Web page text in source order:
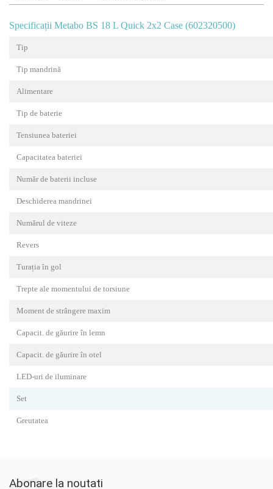
Specificații Metabo BS 18 L Quick 2x2 Case (602320500)
Tip
Tip mandrină
Alimentare
Tip de baterie
Tensiunea bateriei
Capacitatea bateriei
Număr de baterii incluse
Deschiderea mandrinei
Numărul de viteze
Revers
Turația în gol
Trepte ale momentului de torsiune
Moment de strângere maxim
Capacit. de găurire în lemn
Capacit. de găurire în otel
LED-uri de iluminare
Set
Greutatea
Abonare la noutati